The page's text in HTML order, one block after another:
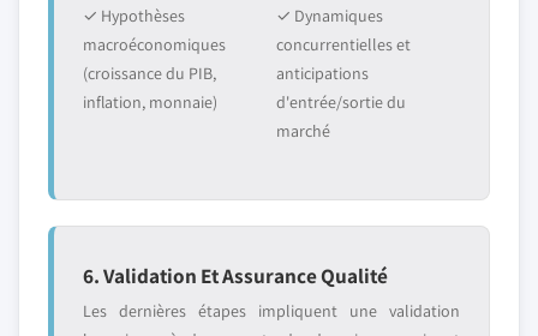
✓ Hypothèses
macroéconomiques
(croissance du PIB,
inflation, monnaie)
✓ Dynamiques
concurrentielles et
anticipations
d'entrée/sortie du
marché
6. Validation Et Assurance Qualité
Les dernières étapes impliquent une validation